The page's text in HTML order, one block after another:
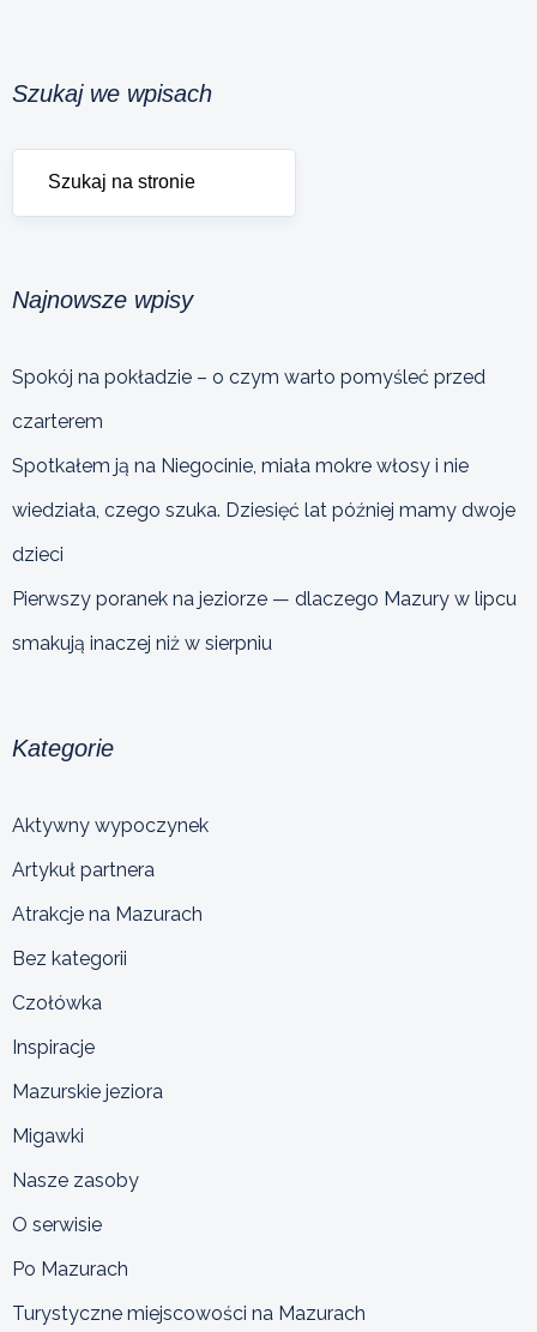
Szukaj we wpisach
Najnowsze wpisy
Spokój na pokładzie – o czym warto pomyśleć przed
czarterem
Spotkałem ją na Niegocinie, miała mokre włosy i nie
wiedziała, czego szuka. Dziesięć lat później mamy dwoje
dzieci
Pierwszy poranek na jeziorze — dlaczego Mazury w lipcu
smakują inaczej niż w sierpniu
Kategorie
Aktywny wypoczynek
Artykuł partnera
Atrakcje na Mazurach
Bez kategorii
Czołówka
Inspiracje
Mazurskie jeziora
Migawki
Nasze zasoby
O serwisie
Po Mazurach
Turystyczne miejscowości na Mazurach